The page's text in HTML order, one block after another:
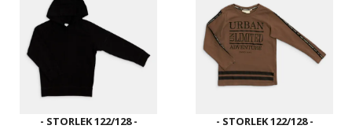
- STORLEK 122/128 -
- STORLEK 122/128 -